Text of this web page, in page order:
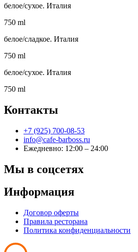
белое/сухое. Италия
750 ml
белое/сладкое. Италия
750 ml
белое/сухое. Италия
750 ml
Контакты
+7 (925) 700-08-53
info@cafe-barboss.ru
Ежедневно: 12:00 – 24:00
Мы в соцсетях
Информация
Договор оферты
Правила ресторана
Политика конфиденциальности